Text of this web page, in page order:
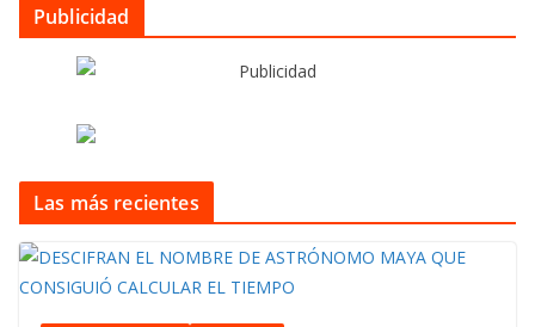
Publicidad
Las más recientes